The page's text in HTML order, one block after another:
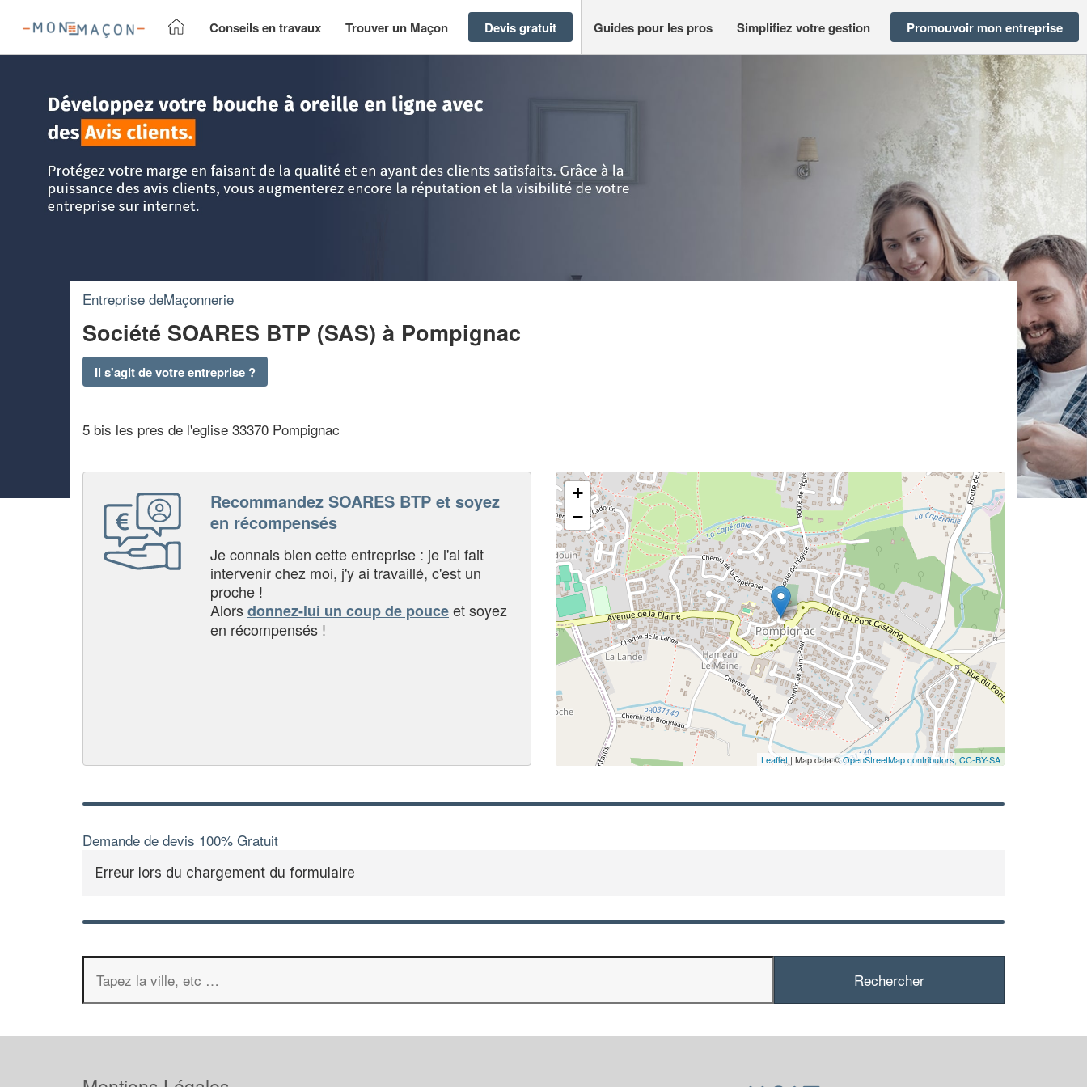
Conseils en travaux Trouver un Maçon Devis gratuit Guides pour les pros Simplifiez votre gestion Promouvoir mon entreprise
Entreprise deMaçonnerie
Société SOARES BTP (SAS) à Pompignac
Il s'agit de votre entreprise ?
5 bis les pres de l'eglise 33370 Pompignac
Recommandez SOARES BTP et soyez
en récompensés
Je connais bien cette entreprise : je l'ai fait
intervenir chez moi, j'y ai travaillé, c'est un
proche !
Alorsdonnez-lui un coup de pouceet soyez
en récompensés !
+
−
Leaflet | Map data ©OpenStreetMap contributors, CC-BY-SA
Demande de devis 100% Gratuit
Erreur lors du chargement du formulaire